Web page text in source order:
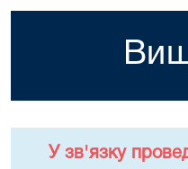
У зв'язку